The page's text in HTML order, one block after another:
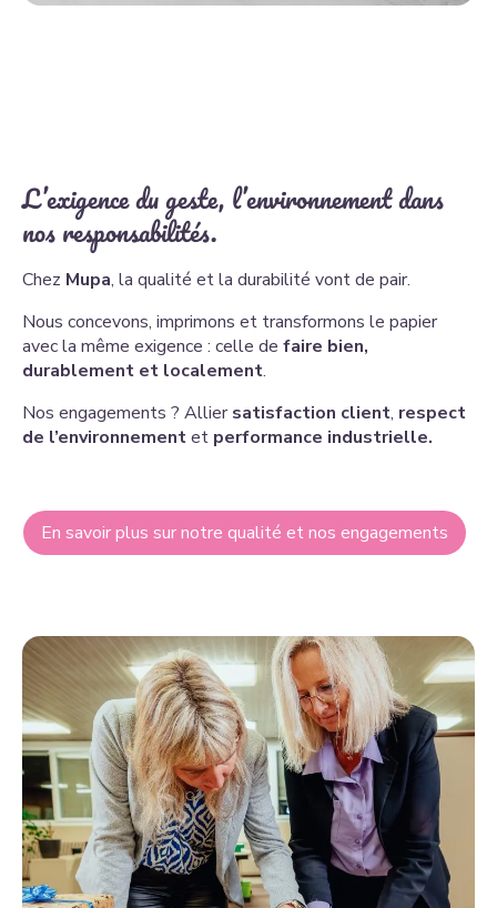
L’exigence du geste, l’environnement dans
nos responsabilités.
Chez Mupa, la qualité et la durabilité vont de pair.
Nous concevons, imprimons et transformons le papier
avec la même exigence : celle de faire bien,
durablement et localement.
Nos engagements ? Alliersatisfaction client, respect
de l’environnementet performance industrielle.
En savoir plus sur notre qualité et nos engagements